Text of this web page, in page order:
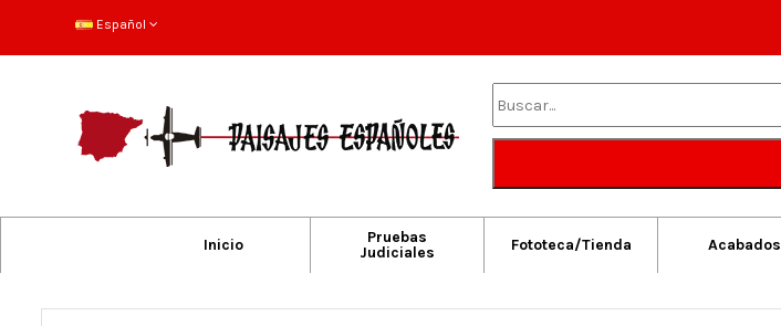
Español
Inicio
Pruebas
Judiciales
Fototeca/Tienda Acabados